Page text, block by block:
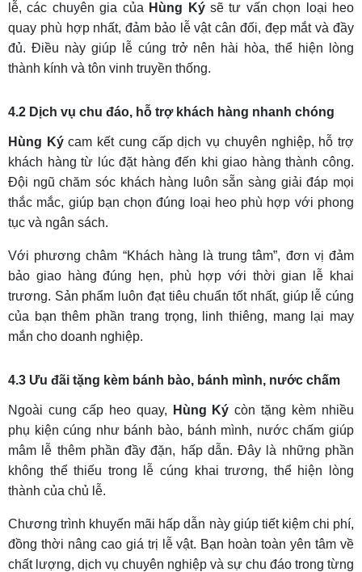
lễ, các chuyên gia của Hùng Kýsẽ tư vấn chọn loại heo
quay phù hợp nhất, đảm bảo lễ vật cân đối, đẹp mắt và đầy
đủ. Điều này giúp lễ cúng trở nên hài hòa, thể hiện lòng
thành kính và tôn vinh truyền thống.
4.2 Dịch vụ chu đáo, hỗ trợ khách hàng nhanh chóng
Hùng Kýcam kết cung cấp dịch vụ chuyên nghiệp, hỗ trợ
khách hàng từ lúc đặt hàng đến khi giao hàng thành công.
Đội ngũ chăm sóc khách hàng luôn sẵn sàng giải đáp mọi
thắc mắc, giúp bạn chọn đúng loại heo phù hợp với phong
tục và ngân sách.
Với phương châm “Khách hàng là trung tâm”, đơn vị đảm
bảo giao hàng đúng hẹn, phù hợp với thời gian lễ khai
trương. Sản phẩm luôn đạt tiêu chuẩn tốt nhất, giúp lễ cúng
của bạn thêm phần trang trọng, linh thiêng, mang lại may
mắn cho doanh nghiệp.
4.3 Ưu đãi tặng kèm bánh bào, bánh mình, nước chấm
Ngoài cung cấp heo quay, Hùng Ký còn tặng kèm nhiều
phụ kiện cúng như bánh bào, bánh mình, nước chấm giúp
mâm lễ thêm phần đầy đặn, hấp dẫn. Đây là những phần
không thể thiếu trong lễ cúng khai trương, thể hiện lòng
thành của chủ lễ.
Chương trình khuyến mãi hấp dẫn này giúp tiết kiệm chi phí,
đồng thời nâng cao giá trị lễ vật. Bạn hoàn toàn yên tâm về
chất lượng, dịch vụ chuyên nghiệp và sự chu đáo trong từng